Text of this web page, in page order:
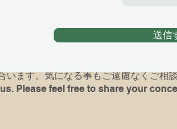
had piano lessons before, please
います。気になる事もご遠慮なくご
Please feel free to share your
送信